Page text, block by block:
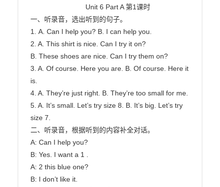
一、听录音，选出听到的句子。
1. A. Can I help you? B. I can help you.
2. A. This shirt is nice. Can I try it on?
B. These shoes are nice. Can I try them on?
3. A. Of course. Here you are. B. Of course. Here it
is.
4. A. They’re just right. B. They’re too small for me.
5. A. It’s small. Let’s try size 8. B. It’s big. Let’s try
size 7.
二、听录音，根据听到的内容补全对话。
A: Can I help you?
B: Yes. I want a 1 .
A: 2 this blue one?
B: I don’t like it.